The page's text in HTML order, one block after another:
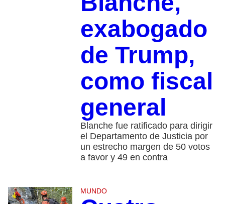
exabogado
de Trump,
como fiscal
general
Blanche fue ratificado para dirigir
el Departamento de Justicia por
un estrecho margen de 50 votos
a favor y 49 en contra
MUNDO